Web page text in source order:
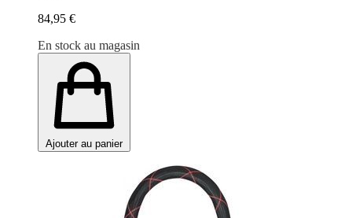
84,95 €
En stock au magasin
Ajouter au panier